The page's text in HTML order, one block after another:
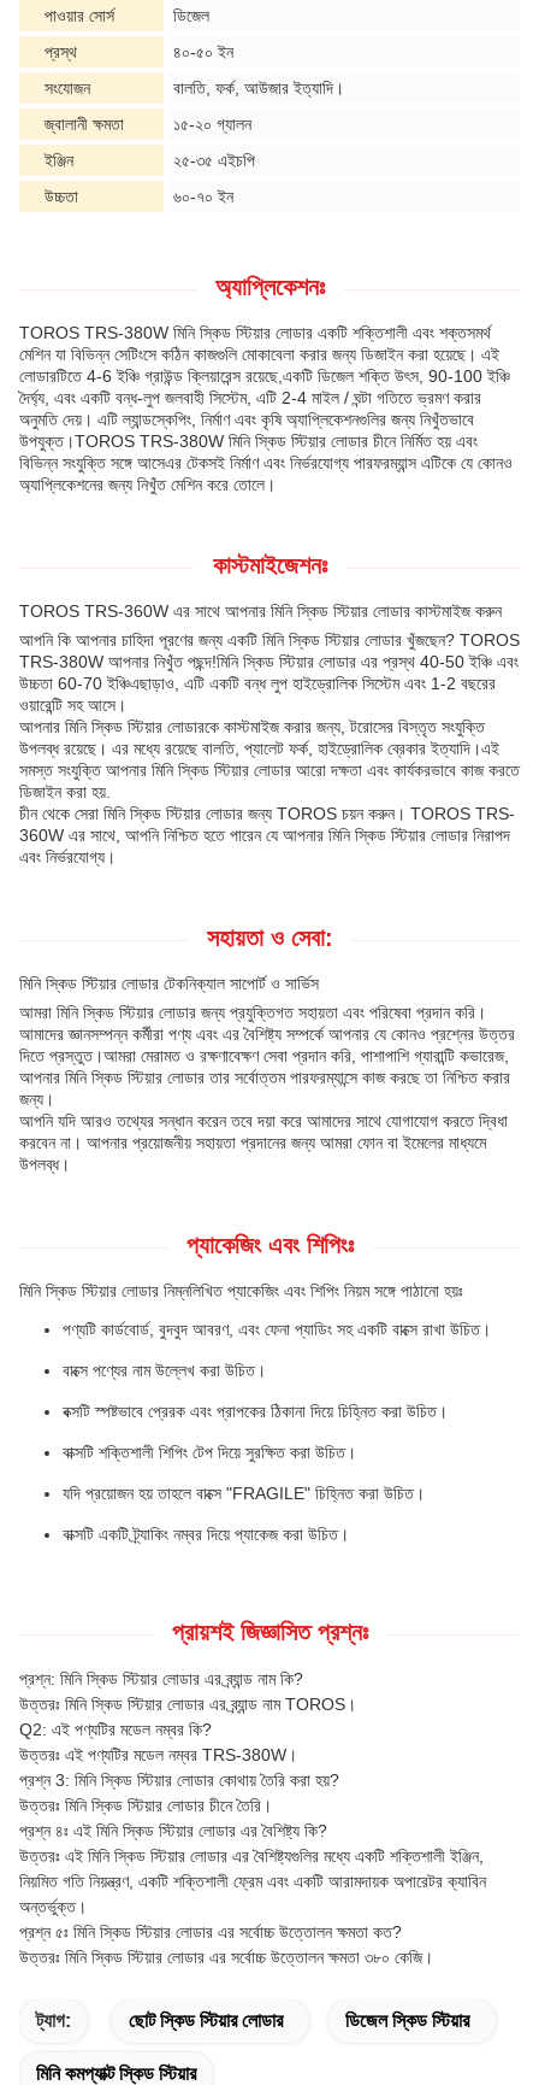
পাওয়ার সোর্স
ডিজেল
প্রস্থ
৪০-৫০ ইন
সংযোজন
বালতি, ফর্ক, আউজার ইত্যাদি।
জ্বালানী ক্ষমতা
১৫-২০ গ্যালন
ইঞ্জিন
২৫-৩৫ এইচপি
উচ্চতা
৬০-৭০ ইন
অ্যাপ্লিকেশনঃ
TOROS TRS-380W মিনি স্কিড স্টিয়ার লোডার একটি শক্তিশালী এবং শক্তসমর্থ
মেশিন যা বিভিন্ন সেটিংসে কঠিন কাজগুলি মোকাবেলা করার জন্য ডিজাইন করা হয়েছে। এই
লোডারটিতে 4-6 ইঞ্চি গ্রাউন্ড ক্লিয়ারেন্স রয়েছে,একটি ডিজেল শক্তি উৎস, 90-100 ইঞ্চি
দৈর্ঘ্য, এবং একটি বন্ধ-লুপ জলবাহী সিস্টেম, এটি 2-4 মাইল / ঘন্টা গতিতে ভ্রমণ করার
অনুমতি দেয়। এটি ল্যান্ডস্কেপিং, নির্মাণ এবং কৃষি অ্যাপ্লিকেশনগুলির জন্য নিখুঁতভাবে
উপযুক্ত।TOROS TRS-380W মিনি স্কিড স্টিয়ার লোডার চীনে নির্মিত হয় এবং
বিভিন্ন সংযুক্তি সঙ্গে আসেএর টেকসই নির্মাণ এবং নির্ভরযোগ্য পারফরম্যান্স এটিকে যে কোনও
অ্যাপ্লিকেশনের জন্য নিখুঁত মেশিন করে তোলে।
কাস্টমাইজেশনঃ
TOROS TRS-360W এর সাথে আপনার মিনি স্কিড স্টিয়ার লোডার কাস্টমাইজ করুন
আপনি কি আপনার চাহিদা পূরণের জন্য একটি মিনি স্কিড স্টিয়ার লোডার খুঁজছেন? TOROS
TRS-380W আপনার নিখুঁত পছন্দ!মিনি স্কিড স্টিয়ার লোডার এর প্রস্থ 40-50 ইঞ্চি এবং
উচ্চতা 60-70 ইঞ্চিএছাড়াও, এটি একটি বন্ধ লুপ হাইড্রোলিক সিস্টেম এবং 1-2 বছরের
ওয়ারেন্টি সহ আসে।
আপনার মিনি স্কিড স্টিয়ার লোডারকে কাস্টমাইজ করার জন্য, টরোসের বিস্তৃত সংযুক্তি
উপলব্ধ রয়েছে। এর মধ্যে রয়েছে বালতি, প্যালেট ফর্ক, হাইড্রোলিক ব্রেকার ইত্যাদি।এই
সমস্ত সংযুক্তি আপনার মিনি স্কিড স্টিয়ার লোডার আরো দক্ষতা এবং কার্যকরভাবে কাজ করতে
ডিজাইন করা হয়.
চীন থেকে সেরা মিনি স্কিড স্টিয়ার লোডার জন্য TOROS চয়ন করুন। TOROS TRS-
360W এর সাথে, আপনি নিশ্চিত হতে পারেন যে আপনার মিনি স্কিড স্টিয়ার লোডার নিরাপদ
এবং নির্ভরযোগ্য।
সহায়তা ও সেবা:
মিনি স্কিড স্টিয়ার লোডার টেকনিক্যাল সাপোর্ট ও সার্ভিস
আমরা মিনি স্কিড স্টিয়ার লোডার জন্য প্রযুক্তিগত সহায়তা এবং পরিষেবা প্রদান করি।
আমাদের জ্ঞানসম্পন্ন কর্মীরা পণ্য এবং এর বৈশিষ্ট্য সম্পর্কে আপনার যে কোনও প্রশ্নের উত্তর
দিতে প্রস্তুত।আমরা মেরামত ও রক্ষণাবেক্ষণ সেবা প্রদান করি, পাশাপাশি গ্যারান্টি কভারেজ,
আপনার মিনি স্কিড স্টিয়ার লোডার তার সর্বোত্তম পারফরম্যান্সে কাজ করছে তা নিশ্চিত করার
জন্য।
আপনি যদি আরও তথ্যের সন্ধান করেন তবে দয়া করে আমাদের সাথে যোগাযোগ করতে দ্বিধা
করবেন না। আপনার প্রয়োজনীয় সহায়তা প্রদানের জন্য আমরা ফোন বা ইমেলের মাধ্যমে
উপলব্ধ।
প্যাকেজিং এবং শিপিংঃ
মিনি স্কিড স্টিয়ার লোডার নিম্নলিখিত প্যাকেজিং এবং শিপিং নিয়ম সঙ্গে পাঠানো হয়ঃ
পণ্যটি কার্ডবোর্ড, বুদবুদ আবরণ, এবং ফেনা প্যাডিং সহ একটি বাক্সে রাখা উচিত।
বাক্সে পণ্যের নাম উল্লেখ করা উচিত।
বক্সটি স্পষ্টভাবে প্রেরক এবং প্রাপকের ঠিকানা দিয়ে চিহ্নিত করা উচিত।
বাক্সটি শক্তিশালী শিপিং টেপ দিয়ে সুরক্ষিত করা উচিত।
যদি প্রয়োজন হয় তাহলে বাক্সে "FRAGILE" চিহ্নিত করা উচিত।
বাক্সটি একটি ট্র্যাকিং নম্বর দিয়ে প্যাকেজ করা উচিত।
প্রায়শই জিজ্ঞাসিত প্রশ্নঃ
প্রশ্ন: মিনি স্কিড স্টিয়ার লোডার এর ব্র্যান্ড নাম কি?
উত্তরঃ মিনি স্কিড স্টিয়ার লোডার এর ব্র্যান্ড নাম TOROS।
Q2: এই পণ্যটির মডেল নম্বর কি?
উত্তরঃ এই পণ্যটির মডেল নম্বর TRS-380W।
প্রশ্ন 3: মিনি স্কিড স্টিয়ার লোডার কোথায় তৈরি করা হয়?
উত্তরঃ মিনি স্কিড স্টিয়ার লোডার চীনে তৈরি।
প্রশ্ন ৪ঃ এই মিনি স্কিড স্টিয়ার লোডার এর বৈশিষ্ট্য কি?
উত্তরঃ এই মিনি স্কিড স্টিয়ার লোডার এর বৈশিষ্ট্যগুলির মধ্যে একটি শক্তিশালী ইঞ্জিন,
নিয়মিত গতি নিয়ন্ত্রণ, একটি শক্তিশালী ফ্রেম এবং একটি আরামদায়ক অপারেটর ক্যাবিন
অন্তর্ভুক্ত।
প্রশ্ন ৫ঃ মিনি স্কিড স্টিয়ার লোডার এর সর্বোচ্চ উত্তোলন ক্ষমতা কত?
উত্তরঃ মিনি স্কিড স্টিয়ার লোডার এর সর্বোচ্চ উত্তোলন ক্ষমতা ৩৮০ কেজি।
ট্যাগ: ছোট স্কিড স্টিয়ার লোডার ডিজেল স্কিড স্টিয়ার
মিনি কমপ্যাক্ট স্কিড স্টিয়ার